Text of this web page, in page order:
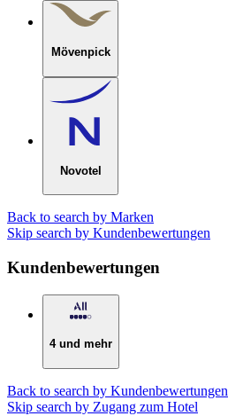
Mövenpick
Novotel
Back to search by Marken
Skip search by Kundenbewertungen
Kundenbewertungen
4 und mehr
Back to search by Kundenbewertungen
Skip search by Zugang zum Hotel